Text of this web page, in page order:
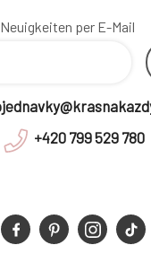
per E-Mail
+420 799 529 780